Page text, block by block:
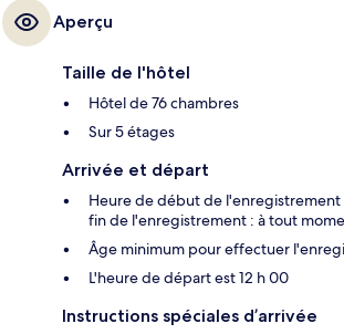
Aperçu
Taille de l'hôtel
Hôtel de 76 chambres
Sur 5 étages
Arrivée et départ
Heure de début de l'enregistrement
fin de l'enregistrement : à tout
Âge minimum pour effectuer
L'heure de départ est 12 h 00
Instructions spéciales d’arrivée